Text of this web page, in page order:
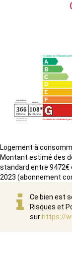
Logement à
Montant estimé des
standard entre 9472€
2023 (abonnement
Ce bien est
Risques et
sur https://